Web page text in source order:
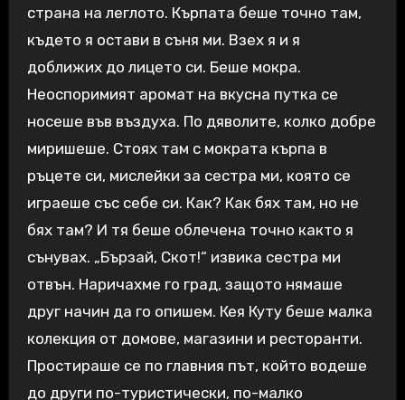
страна на леглото. Кърпата беше точно там,
където я остави в съня ми. Взех я и я
доближих до лицето си. Беше мокра.
Неоспоримият аромат на вкусна путка се
носеше във въздуха. По дяволите, колко добре
миришеше. Стоях там с мократа кърпа в
ръцете си, мислейки за сестра ми, която се
играеше със себе си. Как? Как бях там, но не
бях там? И тя беше облечена точно както я
сънувах. „Бързай, Скот!“ извика сестра ми
отвън. Наричахме го град, защото нямаше
друг начин да го опишем. Кея Куту беше малка
колекция от домове, магазини и ресторанти.
Простираше се по главния път, който водеше
до други по-туристически, по-малко